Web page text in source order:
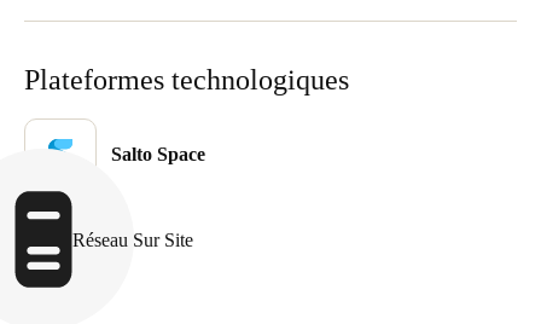
SvenskaEnglish
Norway
Finnish
Enregistrer la nouvelle sélection comme choix par défaut
Plateformes technologiques
Salto Space
Réseau Sur Site